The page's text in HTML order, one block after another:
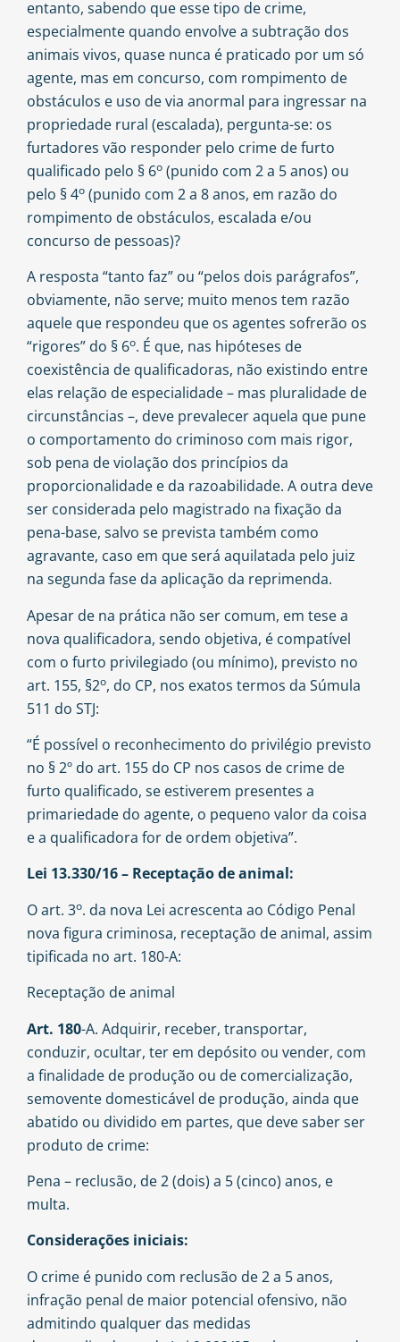
entanto, sabendo que esse tipo de crime,
especialmente quando envolve a subtração dos
animais vivos, quase nunca é praticado por um só
agente, mas em concurso, com rompimento de
obstáculos e uso de via anormal para ingressar na
propriedade rural (escalada), pergunta-se: os
furtadores vão responder pelo crime de furto
qualificado pelo § 6o (punido com 2 a 5 anos) ou
pelo § 4o (punido com 2 a 8 anos, em razão do
rompimento de obstáculos, escalada e/ou
concurso de pessoas)?
A resposta “tanto faz” ou “pelos dois parágrafos”,
obviamente, não serve; muito menos tem razão
aquele que respondeu que os agentes sofrerão os
“rigores” do § 6o. É que, nas hipóteses de
coexistência de qualificadoras, não existindo entre
elas relação de especialidade – mas pluralidade de
circunstâncias –, deve prevalecer aquela que pune
o comportamento do criminoso com mais rigor,
sob pena de violação dos princípios da
proporcionalidade e da razoabilidade. A outra deve
ser considerada pelo magistrado na fixação da
pena-base, salvo se prevista também como
agravante, caso em que será aquilatada pelo juiz
na segunda fase da aplicação da reprimenda.
Apesar de na prática não ser comum, em tese a
nova qualificadora, sendo objetiva, é compatível
com o furto privilegiado (ou mínimo), previsto no
art. 155, §2o, do CP, nos exatos termos da Súmula
511 do STJ:
“É possível o reconhecimento do privilégio previsto
no § 2º do art. 155 do CP nos casos de crime de
furto qualificado, se estiverem presentes a
primariedade do agente, o pequeno valor da coisa
e a qualificadora for de ordem objetiva”.
Lei 13.330/16 – Receptação de animal:
O art. 3o. da nova Lei acrescenta ao Código Penal
nova figura criminosa, receptação de animal, assim
tipificada no art. 180-A:
Receptação de animal
Art. 180-A. Adquirir, receber, transportar,
conduzir, ocultar, ter em depósito ou vender, com
a finalidade de produção ou de comercialização,
semovente domesticável de produção, ainda que
abatido ou dividido em partes, que deve saber ser
produto de crime:
Pena – reclusão, de 2 (dois) a 5 (cinco) anos, e
multa.
Considerações iniciais:
O crime é punido com reclusão de 2 a 5 anos,
infração penal de maior potencial ofensivo, não
admitindo qualquer das medidas